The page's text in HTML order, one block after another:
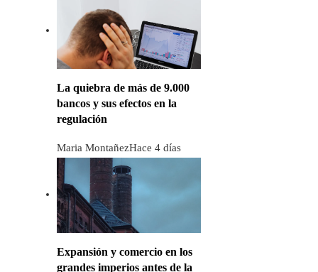
La quiebra de más de 9.000
bancos y sus efectos en la
regulación
Maria MontañezHace 4 días
Expansión y comercio en los
grandes imperios antes de la